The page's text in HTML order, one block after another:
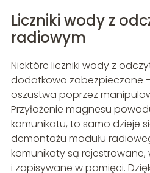
Liczniki wody z
radiowym
Niektóre liczniki wody z
dodatkowo zabezpieczone
oszustwa poprzez
Przyłożenie magnesu
komunikatu, to samo dzieje
demontażu modułu
komunikaty są
i zapisywane w pamięci.